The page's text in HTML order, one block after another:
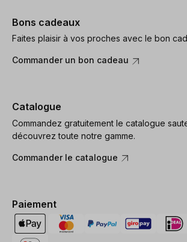
Bons cadeaux
Faites plaisir à vos proches avec le bon
Commander un bon cadeau
Catalogue
Commandez gratuitement le catalogue
découvrez toute notre gamme.
Commander le catalogue
Paiement